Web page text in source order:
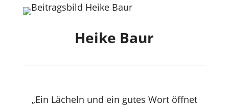
Heike Baur
„Ein Lächeln und ein gutes Wort öffnet